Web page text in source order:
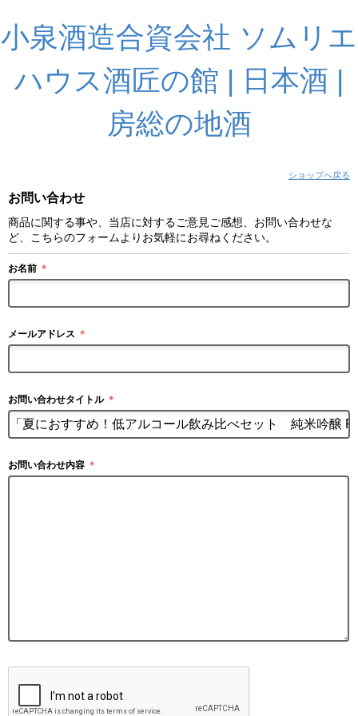
小泉酒造合資会社 ソムリエ
ハウス酒匠の館 | 日本酒 |
房総の地酒
ショップへ戻る
お問い合わせ
商品に関する事や、当店に対するご意見ご感想、お問い合わせな
ど、こちらのフォームよりお気軽にお尋ねください。
お名前 ＊
メールアドレス ＊
お問い合わせタイトル ＊
お問い合わせ内容 ＊